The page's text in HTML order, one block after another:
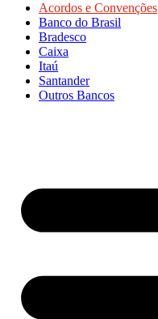
Acordos e Convenções
Banco do Brasil
Bradesco
Caixa
Itaú
Santander
Outros Bancos